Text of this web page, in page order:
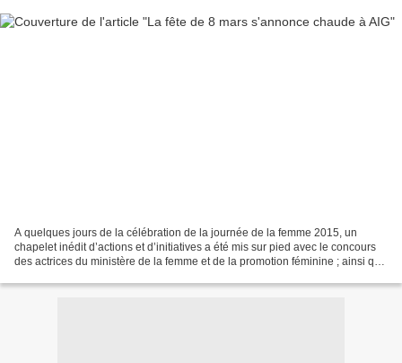
A quelques jours de la célébration de la journée de la femme 2015, un
chapelet inédit d’actions et d’initiatives a été mis sur pied avec le concours
des actrices du ministère de la femme et de la promotion féminine ; ainsi que